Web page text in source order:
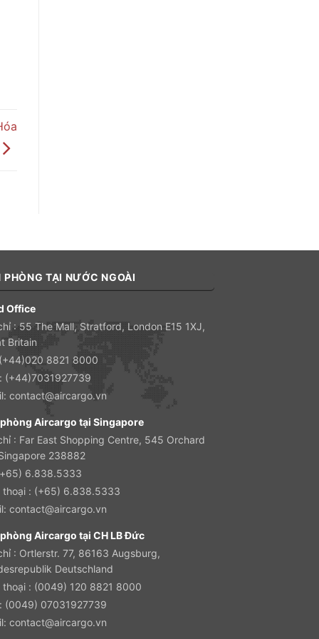
PHÒNG TẠI NƯỚC NGOÀI
Office
: 55 The Mall, Stratford, London E15 1XJ,
Britain
8821 8000
(+44)7031927739
contact@aircargo.vn
Aircargo tại Singapore
: Far East Shopping Centre, 545 Orchard
238882
6.838.5333
thoại : (+65) 6.838.5333
contact@aircargo.vn
Aircargo tại CH LB Đức
: Ortlerstr. 77, 86163 Augsburg,
Deutschland
thoại : (0049) 120 8821 8000
(0049) 07031927739
contact@aircargo.vn